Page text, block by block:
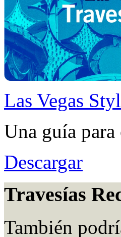
Las Vegas
Una guía para
Descargar
Travesías
También